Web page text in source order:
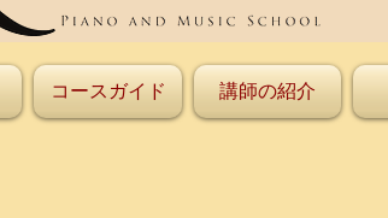
コースガイド 講師の紹介